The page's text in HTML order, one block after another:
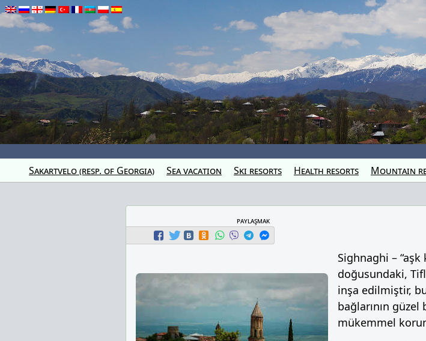
Sakartvelo (resp. of Georgia) Sea vacation Ski resorts Health resorts Mountain
paylaşmak
Sighnaghi – “aşk
doğusundaki,
inşa edilmiştir,
bağlarının güzel
mükemmel